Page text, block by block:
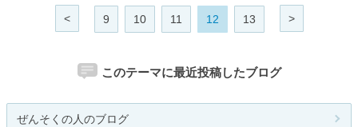
< 9 10 11 12 13 >
このテーマに最近投稿したブログ
ぜんそくの人のブログ